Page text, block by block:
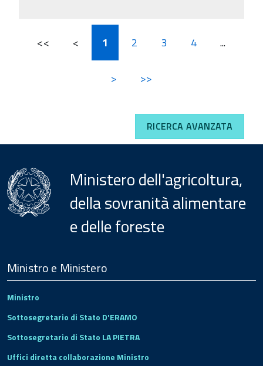
<< < 1 2 3 4 ...
> >>
RICERCA AVANZATA
Ministero dell'agricoltura,
della sovranità alimentare
e delle foreste
Footer
Ministro e Ministero
Ministro
Sottosegretario di Stato D'ERAMO
Sottosegretario di Stato LA PIETRA
Uffici diretta collaborazione Ministro